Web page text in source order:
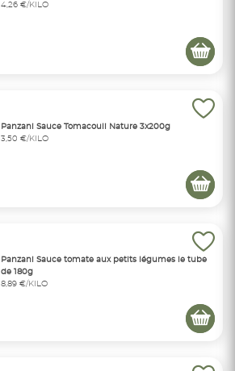
4,26 €/KILO
Panzani Sauce Tomacouli Nature 3x200g
3,50 €/KILO
Panzani Sauce tomate aux petits légumes le tube
de 180g
8,89 €/KILO